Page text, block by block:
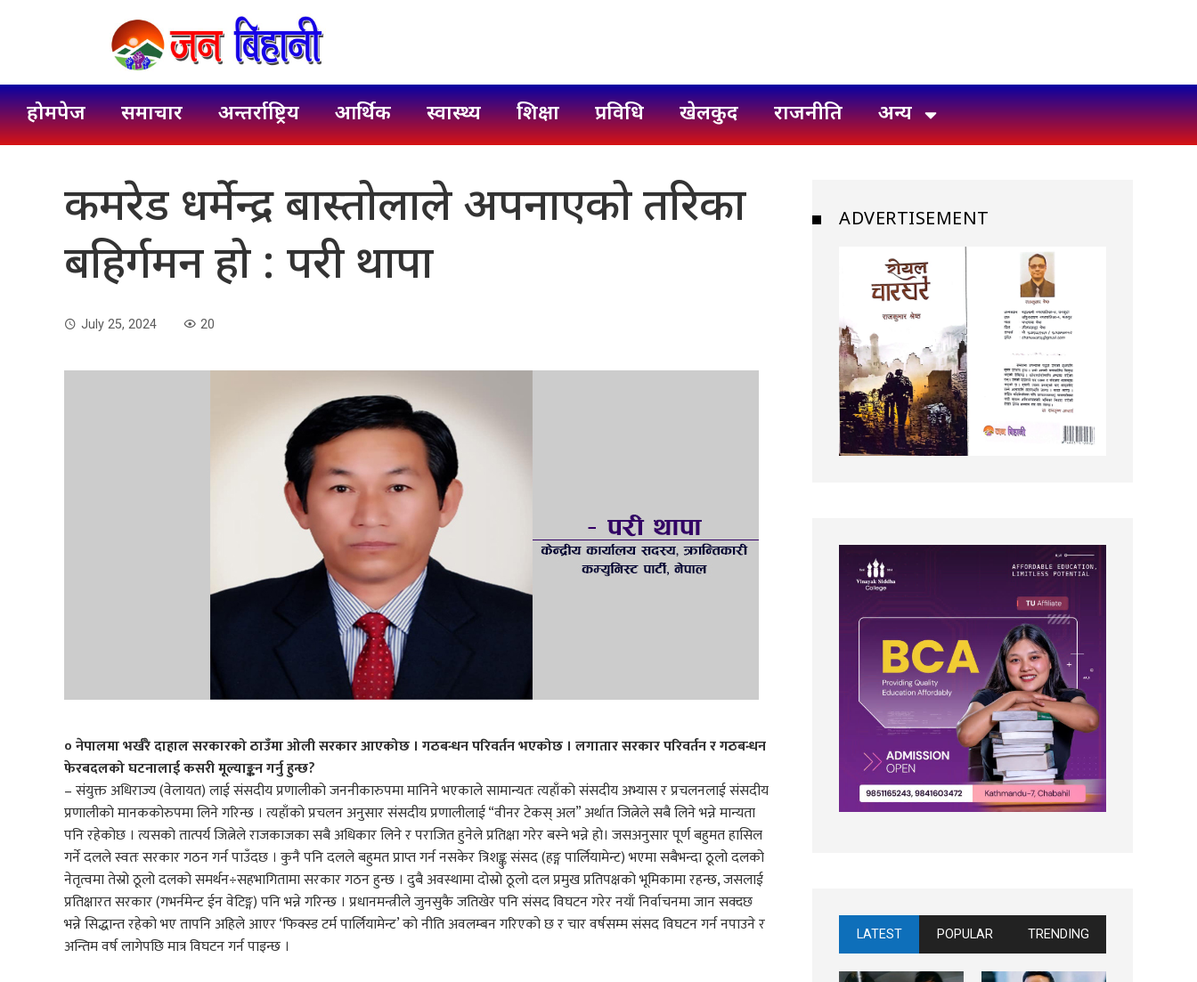
होमपेज समाचार अन्तर्राष्ट्रिय आर्थिक स्वास्थ्य शिक्षा प्रविधि खेलकुद राजनीति अन्य
कमरेड धर्मेन्द्र बास्तोलाले अपनाएको तरिका
बहिर्गमन हो : परी थापा
July 25, 2024 20
० नेपालमा भर्खरै दाहाल सरकारको ठाउँमा ओली सरकार आएकोछ । गठबन्धन परिवर्तन भएकोछ । लगातार सरकार परिवर्तन र गठबन्धन
फेरबदलको घटनालाई कसरी मूल्याङ्कन गर्नु हुन्छ?
– संयुक्त अधिराज्य (वेलायत) लाई संसदीय प्रणालीको जननीकारुपमा मानिने भएकाले सामान्यतः त्यहाँको संसदीय अभ्यास र प्रचलनलाई संसदीय
प्रणालीको मानककोरुपमा लिने गरिन्छ । त्यहाँको प्रचलन अनुसार संसदीय प्रणालीलाई “वीनर टेकस् अल” अर्थात जित्नेले सबै लिने भन्ने मान्यता
पनि रहेकोछ । त्यसको तात्पर्य जित्नेले राजकाजका सबै अधिकार लिने र पराजित हुनेले प्रतिक्षा गरेर बस्ने भन्ने हो। जसअनुसार पूर्ण बहुमत हासिल
गर्ने दलले स्वतः सरकार गठन गर्न पाउँदछ । कुनै पनि दलले बहुमत प्राप्त गर्न नसकेर त्रिशङ्कु संसद (हङ्ग पार्लियामेन्ट) भएमा सबैभन्दा ठूलो दलको
नेतृत्वमा तेस्रो ठूलो दलको समर्थन÷सहभागितामा सरकार गठन हुन्छ । दुबै अवस्थामा दोस्रो ठूलो दल प्रमुख प्रतिपक्षको भूमिकामा रहन्छ, जसलाई
प्रतिक्षारत सरकार (गभर्नमेन्ट ईन वेटिङ्ग) पनि भन्ने गरिन्छ । प्रधानमन्त्रीले जुनसुकै जतिखेर पनि संसद विघटन गरेर नयाँ निर्वाचनमा जान सक्दछ
भन्ने सिद्धान्त रहेको भए तापनि अहिले आएर ‘फिक्स्ड टर्म पार्लियामेन्ट’ को नीति अवलम्बन गरिएको छ र चार वर्षसम्म संसद विघटन गर्न नपाउने र
अन्तिम वर्ष लागेपछि मात्र विघटन गर्न पाइन्छ ।
ADVERTISEMENT
LATEST POPULAR TRENDING